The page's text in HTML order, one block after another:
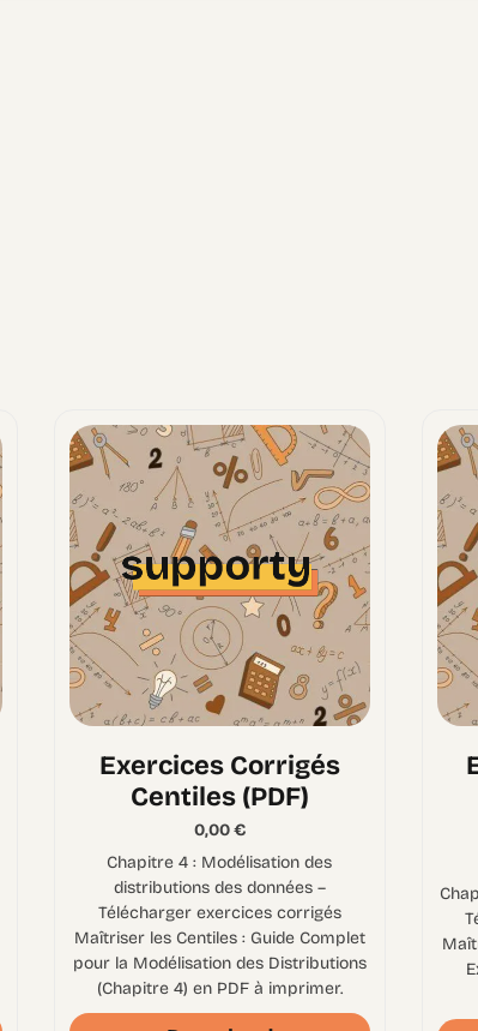
Exercices Corrigés
Centiles (PDF)
0,00€
Chapitre 4 : Modélisation des
distributions des données –
Télécharger exercices corrigés
Maîtriser les Centiles : Guide Complet
pour la Modélisation des Distributions
(Chapitre 4) en PDF à imprimer.